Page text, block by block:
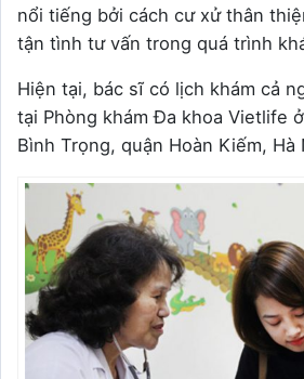
nổi tiếng bởi cách cư xử thân
tận tình tư vấn trong quá trình
Hiện tại, bác sĩ có lịch khám cả
tại Phòng khám Đa khoa Vietlife
Bình Trọng, quận Hoàn Kiếm, Hà